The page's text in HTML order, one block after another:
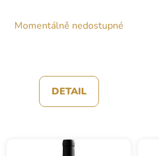
Momentálně nedostupné
DETAIL